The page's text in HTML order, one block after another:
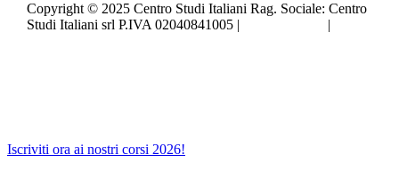
Copyright © 2025 Centro Studi Italiani Rag. Sociale: Centro
Studi Italiani srl P.IVA 02040841005 |
|
Close
Iscriviti ora ai nostri corsi 2026!